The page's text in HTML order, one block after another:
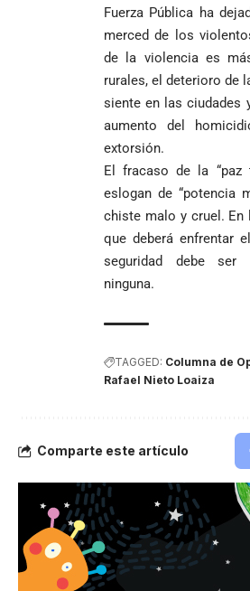
Fuerza Pública ha
merced de los
de la violencia es
rurales, el deterioro de
siente en las ciudades
aumento del
extorsión.
El fracaso de la “paz
eslogan de “potencia
chiste malo y cruel.
que deberá enfrentar
seguridad debe ser
ninguna.
TAGGED: Columna de
Rafael Nieto Loaiza
Comparte este artículo